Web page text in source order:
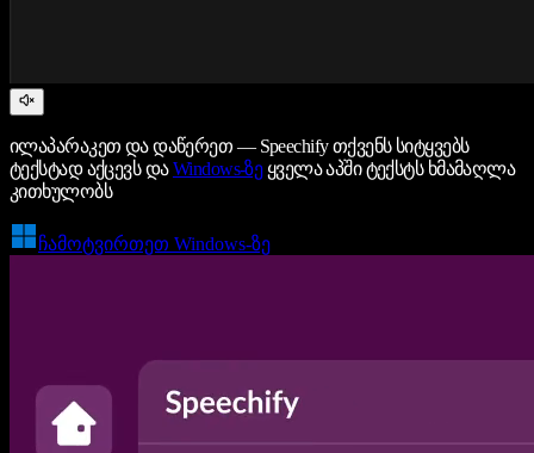
ილაპარაკეთ და დაწერეთ — Speechify თქვენს სიტყვებს
ტექსტად აქცევს დაWindows-ზეყველა აპში ტექსტს ხმამაღლა
კითხულობს
ჩამოტვირთეთ Windows-ზე